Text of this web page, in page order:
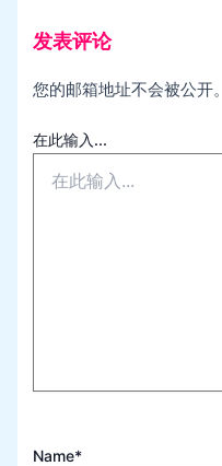
发表评论
您的邮箱地址不会被公开。
在此输入...
Name*